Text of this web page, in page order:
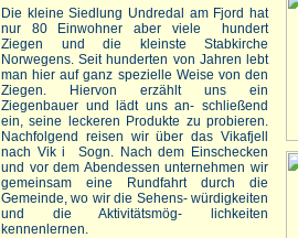
Die kleine Siedlung Undredal am Fjord hat
nur 80 Einwohner aber viele hundert
Ziegen und die kleinste Stabkirche
Norwegens. Seit hunderten von Jahren lebt
man hier auf ganz spezielle Weise von den
Ziegen. Hiervon erzählt uns ein
Ziegenbauer und lädt uns an- schließend
ein, seine leckeren Produkte zu probieren.
Nachfolgend reisen wir über das Vikafjell
nach Vik i Sogn. Nach dem Einschecken
und vor dem Abendessen unternehmen wir
gemeinsam eine Rundfahrt durch die
Gemeinde, wo wir die Sehens- würdigkeiten
und die Aktivitätsmög- lichkeiten
kennenlernen.